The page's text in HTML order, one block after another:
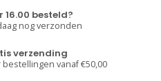
16.00 besteld?
nog verzonden
verzending
bestellingen vanaf €50,00